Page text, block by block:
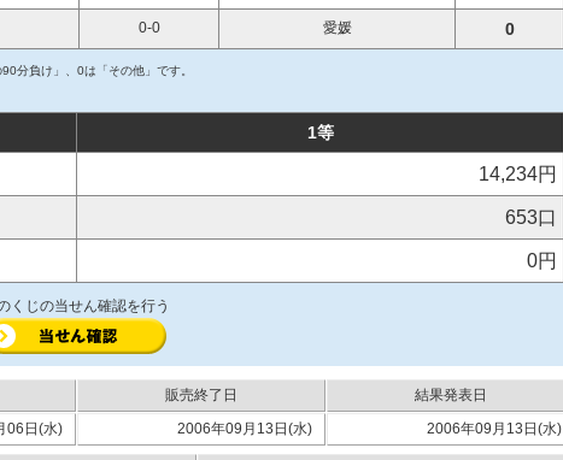
0-0 愛媛 0
分負け」、0は「その他」です。
1等
14,234円
653口
0円
くじの当せん確認を行う
販売終了日
結果発表日
06日(水)
2006年09月13日(水) 2006年09月13日(水)